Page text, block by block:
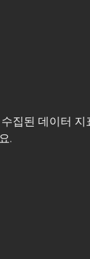
집된 데이터
.